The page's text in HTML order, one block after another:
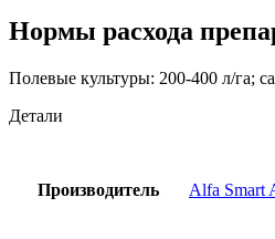
Нормы расхода
Полевые культуры: 200-400 л/га;
Детали
Производитель Alfa Smart